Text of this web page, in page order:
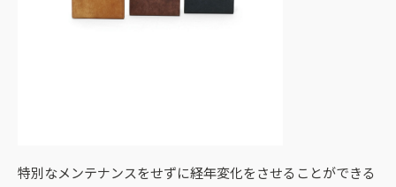
特別なメンテナンスをせずに経年変化をさせることができる